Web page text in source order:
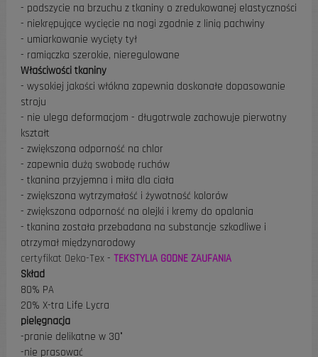
- podszycie na brzuchu z tkaniny o zredukowanej elastyczności
- niekrępujące wycięcie na nogi zgodnie z linią pachwiny
- umiarkowanie wycięty tył
- ramiączka szerokie, nieregulowane
Właściwości tkaniny
- wysokiej jakości włókna zapewnia doskonałe dopasowanie
stroju
- nie ulega deformacjom - długotrwale zachowuje pierwotny
kształt
- zwiększona odporność na chlor
- zapewnia dużą swobodę ruchów
- tkanina przyjemna i miła dla ciała
- zwiększona wytrzymałość i żywotność kolorów
- zwiększona odporność na olejki i kremy do opalania
- tkanina została przebadana na substancje szkodliwe i
otrzymał międzynarodowy
certyfikat Oeko-Tex - TEKSTYLIA GODNE ZAUFANIA
Skład
80% PA
20% X-tra Life Lycra
pielęgnacja
-pranie delikatne w 30°
-nie prasować